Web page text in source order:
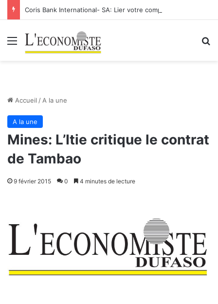
Menu
Accueil / A la une
A la une
Mines: L’Itie critique le contrat
de Tambao
9 février 2015 0 4 minutes de lecture